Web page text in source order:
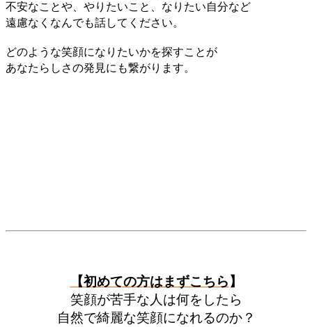
不安なことや、やりたいこと、なりたい自分など
遠慮なくなんでも話してください。
どのような笑顔になりたいかを探すことが
あなたらしさの発見にも繋がります。
【初めての方はまずこちら 】
笑顔が苦手な人は何をしたら
自然で綺麗な笑顔になれるのか？